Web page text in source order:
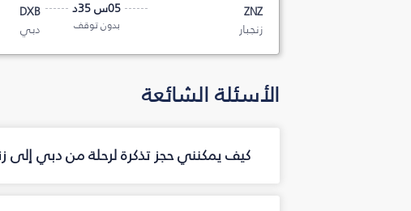
ZNZ
زنجبار
05س 35د
بدون توقف
DXB
دبي
الأسئلة الشائعة
كيف يمكنني حجز تذكرة لرحلة من دبي إلى